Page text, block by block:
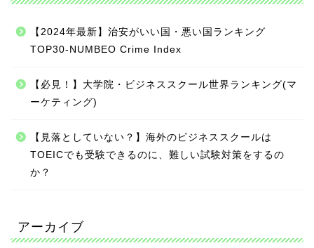
【2024年最新】治安がいい国・悪い国ランキング
TOP30-NUMBEO Crime Index
【必見！】大学院・ビジネススクール世界ランキング(マ
ーケティング)
【見落としていない？】海外のビジネススクールは
TOEICでも受験できるのに、難しい試験対策をするの
か？
アーカイブ